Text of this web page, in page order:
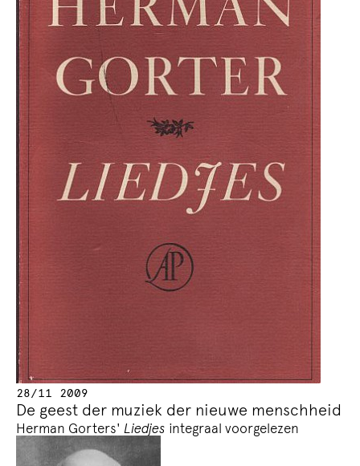
28/11 2009
De geest der muziek der nieuwe menschheid
Herman Gorters' Liedjes integraal voorgelezen